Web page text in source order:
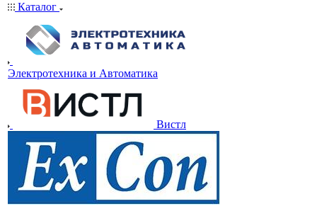
Каталог
Электротехника и Автоматика
Вистл